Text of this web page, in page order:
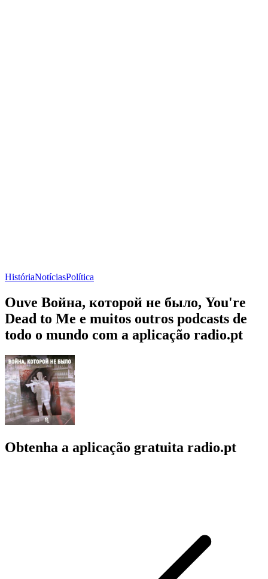
HistóriaNotíciasPolítica
Ouve Война, которой не было, You're
Dead to Me e muitos outros podcasts de
todo o mundo com a aplicação radio.pt
Obtenha a aplicação gratuita radio.pt